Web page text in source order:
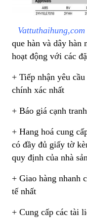
Vattuthaihung,com
que hàn và dây hàn
hoạt động với các
+ Tiếp nhận yêu
chính xác nhất
+ Báo giá cạnh
+ Hang hoá cung
có đầy đủ giấy tờ
quy định của nhà
+ Giao hàng nhanh
tế nhất
+ Cung cấp các tài